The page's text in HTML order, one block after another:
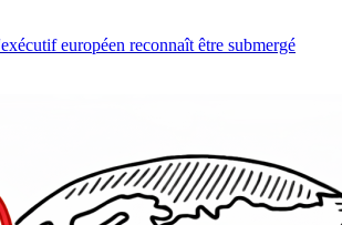
européen reconnaît être submergé